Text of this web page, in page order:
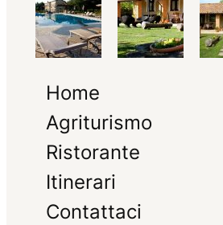
Home
Agriturismo
Ristorante
Itinerari
Contattaci